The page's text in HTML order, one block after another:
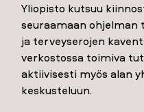
Yliopisto kutsuu
seuraamaan ohjelman
ja terveyserojen
verkostossa toimiva
aktiivisesti myös alan
keskusteluun.